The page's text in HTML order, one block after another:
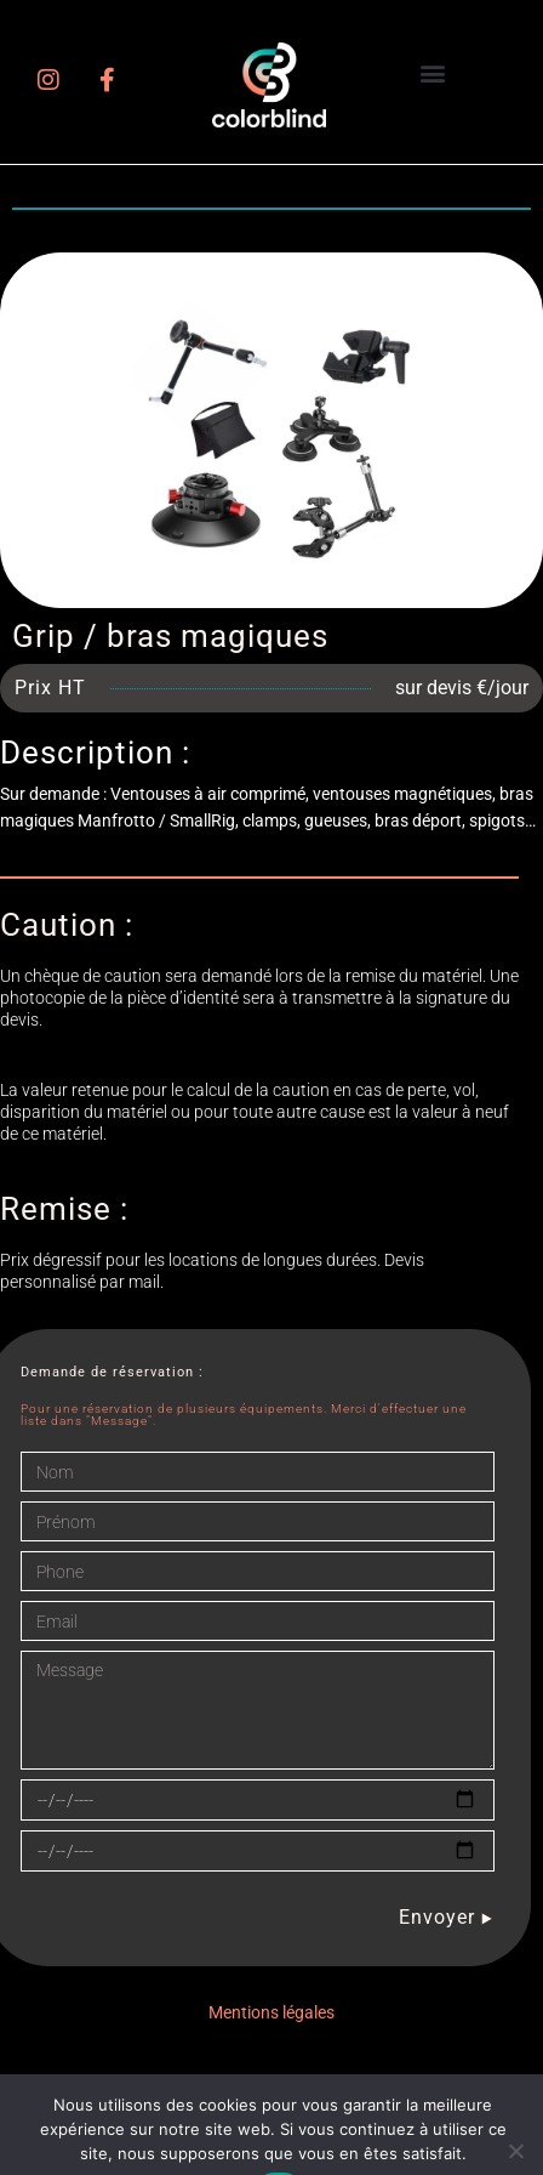
Grip / bras magiques
Prix HT sur devis €/jour
Description :
Sur demande : Ventouses à air comprimé, ventouses magnétiques, bras
magiques Manfrotto / SmallRig, clamps, gueuses, bras déport, spigots…
Caution :
Un chèque de caution sera demandé lors de la remise du matériel. Une
photocopie de la pièce d’identité sera à transmettre à la signature du
devis.
La valeur retenue pour le calcul de la caution en cas de perte, vol,
disparition du matériel ou pour toute autre cause est la valeur à neuf
de ce matériel.
Remise :
Prix dégressif pour les locations de longues durées. Devis
personnalisé par mail.
Demande de réservation :
Pour une réservation de plusieurs équipements. Merci d'effectuer une
liste dans "Message".
Envoyer
Mentions légales
© 2026,
Nous utilisons des cookies pour vous garantir la meilleure
expérience sur notre site web. Si vous continuez à utiliser ce
site, nous supposerons que vous en êtes satisfait.